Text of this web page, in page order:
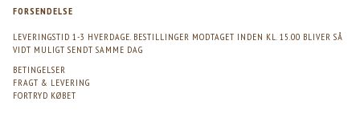
FORSENDELSE
LEVERINGSTID 1-3 HVERDAGE. BESTILLINGER MODTAGET INDEN KL. 15.00 BLIVER SÅ
VIDT MULIGT SENDT SAMME DAG
BETINGELSER
FRAGT & LEVERING
FORTRYD KØBET